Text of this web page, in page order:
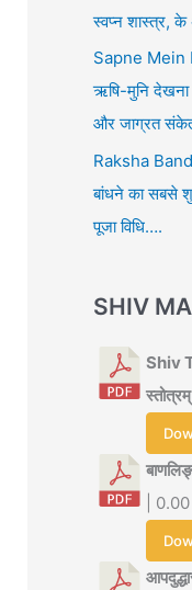
स्वप्न शास्त्र,
Sapne Mein
ऋषि-मुनि
और जाग्रत
Raksha
बांधने का सबसे
पूजा विधि….
SHIV
Shiv
स्तोत्रम्
|